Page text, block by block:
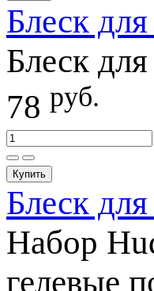
Блеск
Блеск
78 руб.
Купить
Блеск
Набор
гелевые